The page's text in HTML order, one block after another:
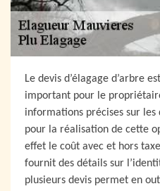
Le devis d’élagage d’arbre
important pour le
informations précises sur les
pour la réalisation de cette
effet le coût avec et hors
fournit des détails sur
plusieurs devis permet en